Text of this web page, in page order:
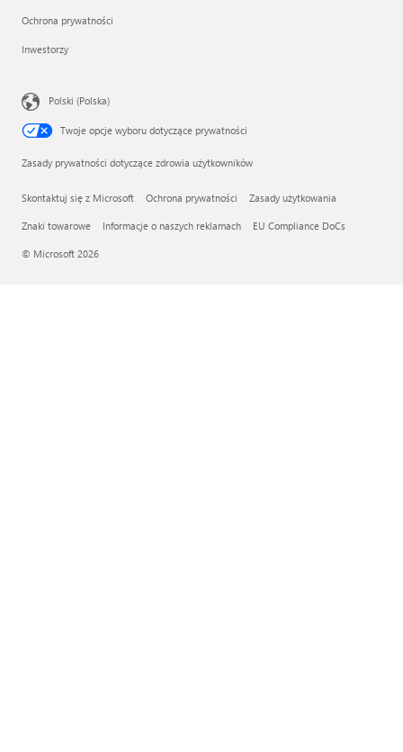
Ochrona prywatności
Inwestorzy
Polski (Polska)
Twoje opcje wyboru dotyczące prywatności
Zasady prywatności dotyczące zdrowia użytkowników
Skontaktuj się z Microsoft Ochrona prywatności Zasady użytkowania
Znaki towarowe Informacje o naszych reklamach EU Compliance DoCs
© Microsoft 2026